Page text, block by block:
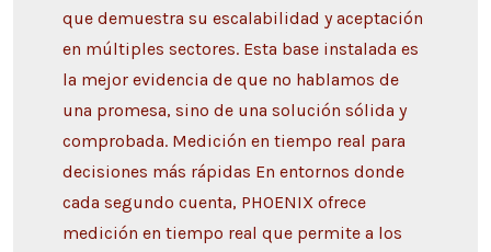
que demuestra su escalabilidad y aceptación
en múltiples sectores. Esta base instalada es
la mejor evidencia de que no hablamos de
una promesa, sino de una solución sólida y
comprobada. Medición en tiempo real para
decisiones más rápidas En entornos donde
cada segundo cuenta, PHOENIX ofrece
medición en tiempo real que permite a los